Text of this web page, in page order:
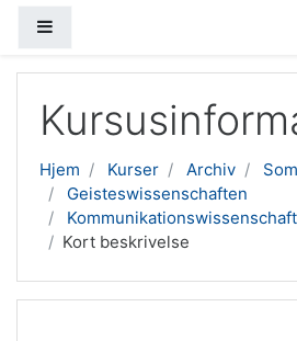
Hjem Kurser Archiv
Geisteswissenschaften
Kommunikationswissenschaft
Kort beskrivelse